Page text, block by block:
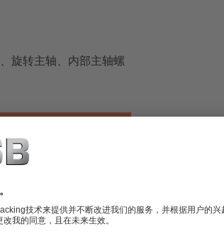
旋转主轴、内部主轴螺